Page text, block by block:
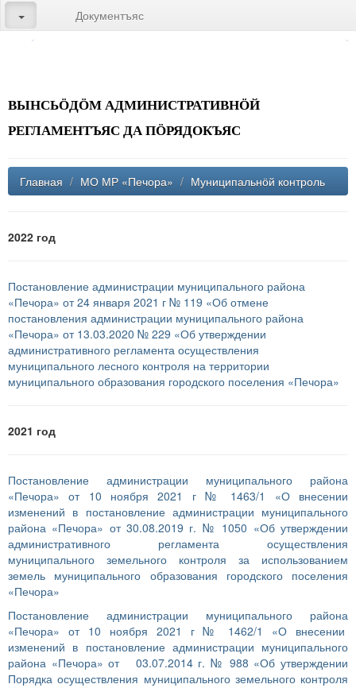
Документъяс
ВЫНСЬӦДӦМ АДМИНИСТРАТИВНӦЙ
РЕГЛАМЕНТЪЯС ДА ПӦРЯДОКЪЯС
Главная / МО МР «Печора» / Муниципальнӧй контроль
2022 год
Постановление администрации муниципального района
«Печора» от 24 января 2021 г № 119 «Об отмене
постановления администрации муниципального района
«Печора» от 13.03.2020 № 229 «Об утверждении
административного регламента осуществления
муниципального лесного контроля на территории
муниципального образования городского поселения «Печора»
2021 год
Постановление администрации муниципального района
«Печора» от 10 ноября 2021 г № 1463/1 «О внесении
изменений в постановление администрации муниципального
района «Печора» от 30.08.2019 г. № 1050 «Об утверждении
административного регламента осуществления
муниципального земельного контроля за использованием
земель муниципального образования городского поселения
«Печора»
Постановление администрации муниципального района
«Печора» от 10 ноября 2021 г № 1462/1 «О внесении
изменений в постановление администрации муниципального
района «Печора» от 03.07.2014 г. № 988 «Об утверждении
Порядка осуществления муниципального земельного контроля